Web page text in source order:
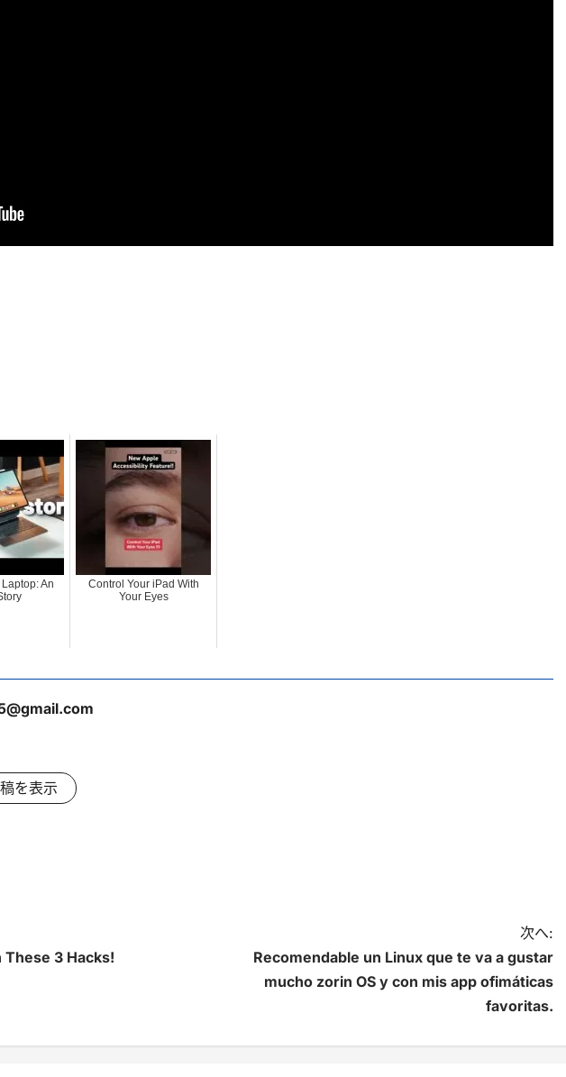
An
Control Your iPad With
Your Eyes
を表示
3 Hacks!
次へ:
Recomendable un Linux que te va a gustar
mucho zorin OS y con mis app ofimáticas
favoritas.